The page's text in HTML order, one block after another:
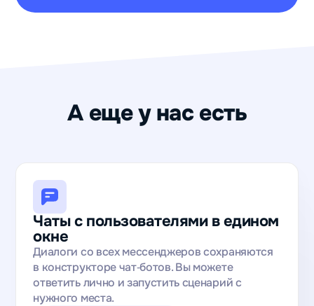
А еще у нас есть
Чаты с пользователями в едином
окне
Диалоги со всех мессенджеров сохраняются
в конструкторе чат‑ботов. Вы можете
ответить лично и запустить сценарий с
нужного места.